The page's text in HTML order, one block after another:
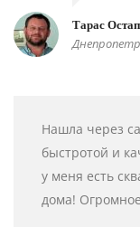
Тарас
Нашла через
быстротой и
у меня есть
дома!